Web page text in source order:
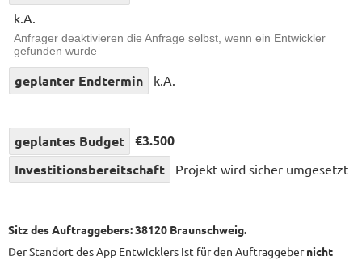
k.A.
Anfrager deaktivieren die Anfrage selbst, wenn ein Entwickler
gefunden wurde
geplanter Endtermin k.A.
geplantes Budget
€3.500
Investitionsbereitschaft
Projekt wird sicher umgesetzt
Sitz des Auftraggebers: 38120 Braunschweig.
Der Standort des App Entwicklers ist für den Auftraggebernicht